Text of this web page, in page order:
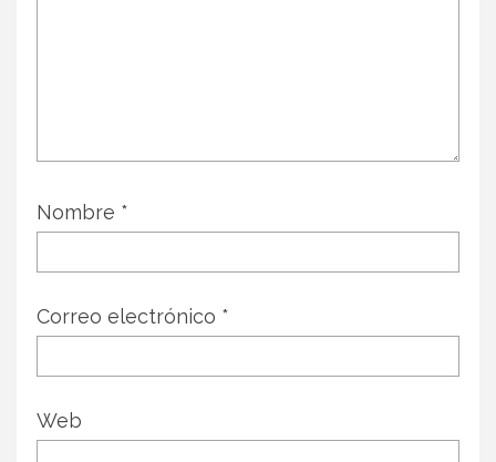
Nombre *
Correo electrónico *
Web